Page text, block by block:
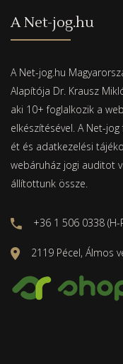
A Net-jog.hu
A Net-jog.hu
Alapítója Dr. Krausz
aki 10+ foglalkozik a
elkészítésével. A Net-
ét és adatkezelési
webáruház jogi auditot
állítottunk össze.
+36 1 506 0338
2119 Pécel, Álmos